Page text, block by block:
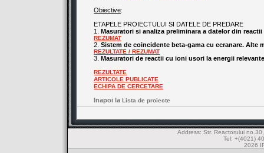
Obiective:
ETAPELE PROIECTULUI SI DATELE DE PREDARE
1. Masuratori si analiza preliminara a datelor din
REZUMAT
2. Sistem de coincidente beta-gama cu ecranare. Alte
REZULTATE / REZUMAT
3. Masuratori de reactii cu ioni usori la energii
REZULTATE
ARTICOLE PUBLICATE
ECHIPA DE CERCETARE
Inapoi la Lista de proiecte
Address: Str. Reactorului
Tel: +(4021)
2026